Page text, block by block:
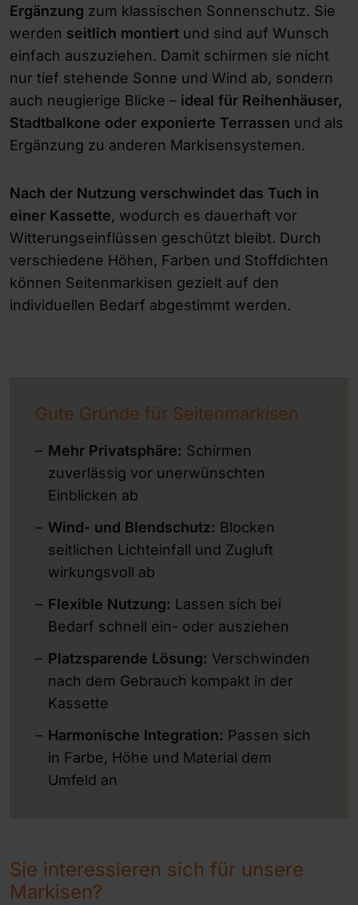
Ergänzung zum klassischen Sonnenschutz. Sie
werden seitlich montiert und sind auf Wunsch
einfach auszuziehen. Damit schirmen sie nicht
nur tief stehende Sonne und Wind ab, sondern
auch neugierige Blicke – ideal für Reihenhäuser,
Stadtbalkone oder exponierte Terrassen und als
Ergänzung zu anderen Markisensystemen.
Nach der Nutzung verschwindet das Tuch in
einer Kassette, wodurch es dauerhaft vor
Witterungseinflüssen geschützt bleibt. Durch
verschiedene Höhen, Farben und Stoffdichten
können Seitenmarkisen gezielt auf den
individuellen Bedarf abgestimmt werden.
Gute Gründe für Seitenmarkisen
Mehr Privatsphäre: Schirmen
zuverlässig vor unerwünschten
Einblicken ab
Wind- und Blendschutz: Blocken
seitlichen Lichteinfall und Zugluft
wirkungsvoll ab
Flexible Nutzung: Lassen sich bei
Bedarf schnell ein- oder ausziehen
Platzsparende Lösung: Verschwinden
nach dem Gebrauch kompakt in der
Kassette
Harmonische Integration: Passen sich
in Farbe, Höhe und Material dem
Umfeld an
Sie interessieren sich für unsere
Markisen?